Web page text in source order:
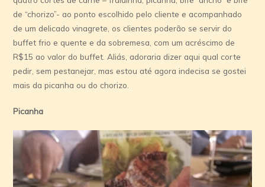
de “chorizo”- ao ponto escolhido pelo cliente e acompanhado
de um delicado vinagrete, os clientes poderão se servir do
buffet frio e quente e da sobremesa, com um acréscimo de
R$15 ao valor do buffet. Aliás, adoraria dizer aqui qual corte
pedir, sem pestanejar, mas estou até agora indecisa se gostei
mais da picanha ou do chorizo.
Picanha